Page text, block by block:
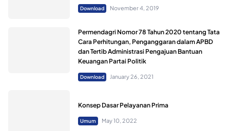
Download November 4, 2019
Permendagri Nomor 78 Tahun 2020 tentang Tata
Cara Perhitungan, Penganggaran dalam APBD
dan Tertib Administrasi Pengajuan Bantuan
Keuangan Partai Politik
Download January 26, 2021
Konsep Dasar Pelayanan Prima
Umum May 10, 2022